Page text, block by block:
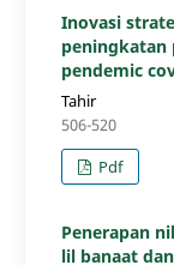
Inovasi
peningkatan
pendemic
Tahir
506-520
Pdf
Penerapan
lil banaat